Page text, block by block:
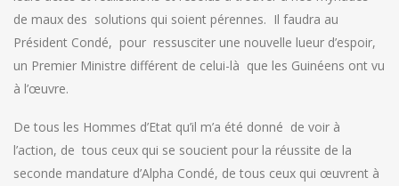
de maux des solutions qui soient pérennes. Il faudra au
Président Condé, pour ressusciter une nouvelle lueur d’espoir,
un Premier Ministre différent de celui-là que les Guinéens ont vu
à l’œuvre.
De tous les Hommes d’Etat qu’il m’a été donné de voir à
l’action, de tous ceux qui se soucient pour la réussite de la
seconde mandature d’Alpha Condé, de tous ceux qui œuvrent à